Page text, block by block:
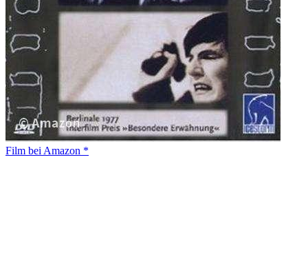
Film bei Amazon *